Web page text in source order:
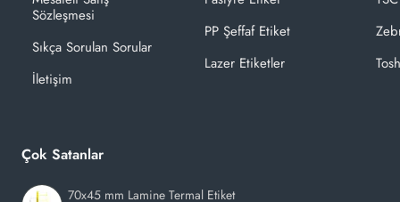
4- etiketimiz.com'un termal kafaların temizliği için geliştirdiği
özel solüsyonlu likiti ile camlı olan kısmını çok hafif bir şekilde
bastırarak siliniz.
Sözleşmesi
Sıkça Sorulan Sorular
İletişim
PP Şeffaf Etiket
Lazer Etiketler
Çok Satanlar
70x45 mm Lamine Termal Etiket